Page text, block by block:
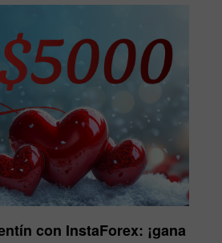
con InstaForex: ¡gana